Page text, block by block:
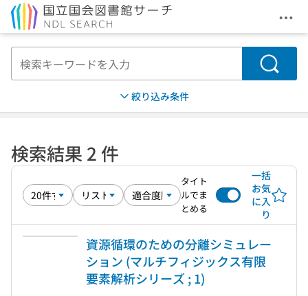
メ
検索
絞り込み条件
検索結果 2 件
タイト
ルでま
とめる
一括
お気
に入
り
資源循環のための分離シミュレー
ション (マルチフィジックス有限
要素解析シリーズ ; 1)